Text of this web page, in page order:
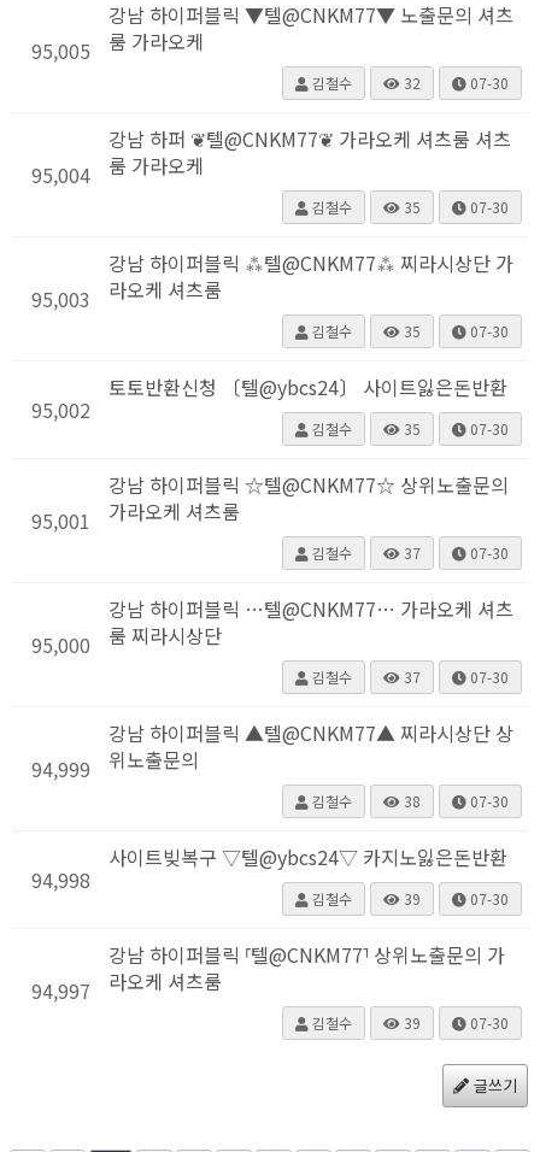
95,005
강남 하이퍼블릭 ▼텔@CNKM77▼ 노출문의 셔츠
룸 가라오케
김철수 32 07-30
95,004
강남 하퍼 ❦텔@CNKM77❦ 가라오케 셔츠룸 셔츠
룸 가라오케
김철수 35 07-30
95,003
강남 하이퍼블릭 ⁂텔@CNKM77⁂ 찌라시상단 가
라오케 셔츠룸
김철수 35 07-30
95,002
토토반환신청 〔텔@ybcs24〕 사이트잃은돈반환
김철수 35 07-30
95,001
강남 하이퍼블릭 ☆텔@CNKM77☆ 상위노출문의
가라오케 셔츠룸
김철수 37 07-30
95,000
강남 하이퍼블릭 …텔@CNKM77… 가라오케 셔츠
룸 찌라시상단
김철수 37 07-30
94,999
강남 하이퍼블릭 ▲텔@CNKM77▲ 찌라시상단 상
위노출문의
김철수 38 07-30
94,998
사이트빚복구 ▽텔@ybcs24▽ 카지노잃은돈반환
김철수 39 07-30
94,997
강남 하이퍼블릭 ⸢텔@CNKM77⸣ 상위노출문의 가
라오케 셔츠룸
김철수 39 07-30
글쓰기